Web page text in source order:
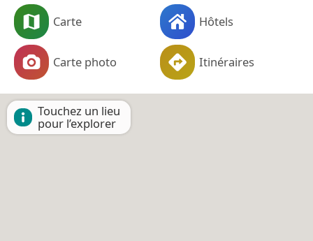
Carte Hôtels
Carte photo Itinéraires
Touchez un lieu
pour l’explorer